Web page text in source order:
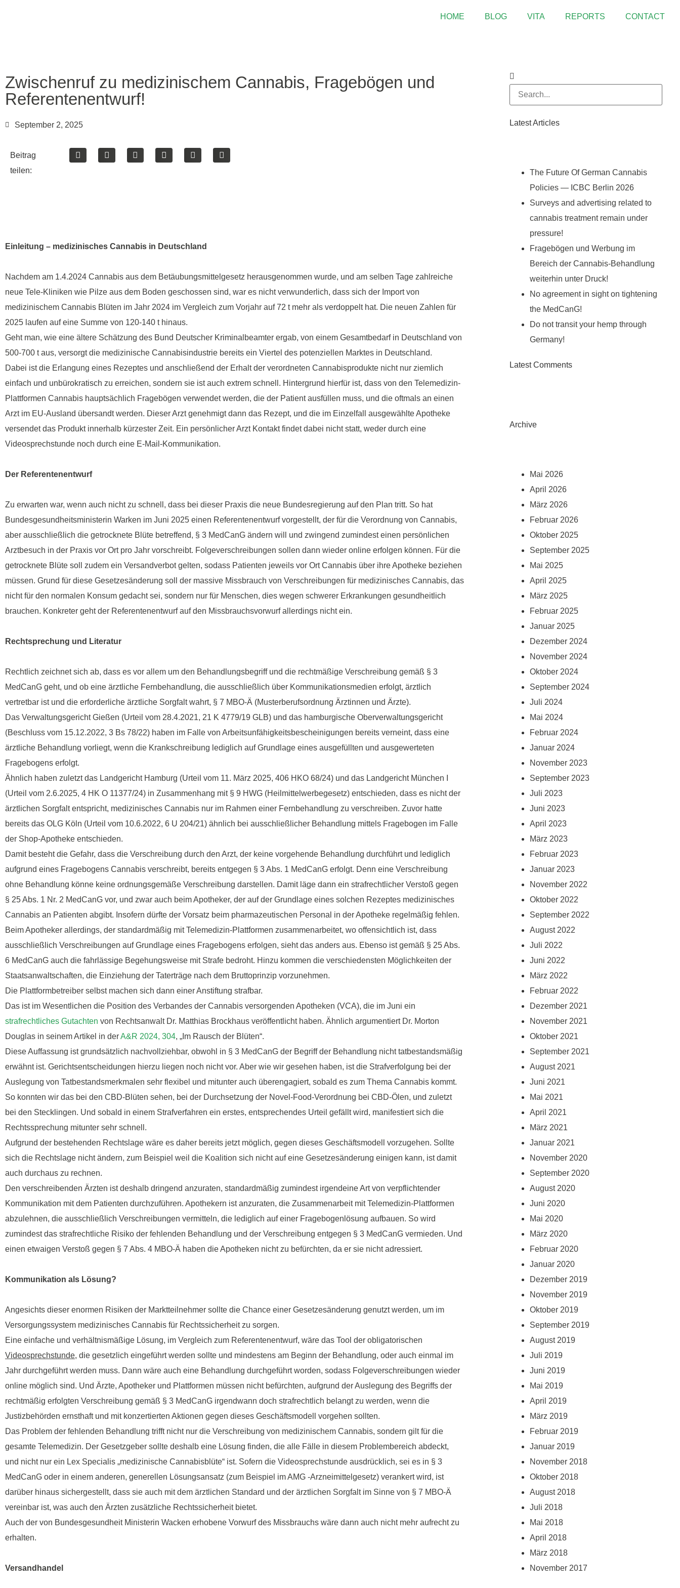
HOME BLOG VITA REPORTS CONTACT
Zwischenruf zu medizinischem Cannabis, Fragebögen und
Referentenentwurf!
September 2, 2025
Beitrag
teilen:
Einleitung – medizinisches Cannabis in Deutschland
Nachdem am 1.4.2024 Cannabis aus dem Betäubungsmittelgesetz herausgenommen wurde, und am selben Tage zahlreiche
neue Tele-Kliniken wie Pilze aus dem Boden geschossen sind, war es nicht verwunderlich, dass sich der Import von
medizinischem Cannabis Blüten im Jahr 2024 im Vergleich zum Vorjahr auf 72 t mehr als verdoppelt hat. Die neuen Zahlen für
2025 laufen auf eine Summe von 120-140 t hinaus.
Geht man, wie eine ältere Schätzung des Bund Deutscher Kriminalbeamter ergab, von einem Gesamtbedarf in Deutschland von
500-700 t aus, versorgt die medizinische Cannabisindustrie bereits ein Viertel des potenziellen Marktes in Deutschland.
Dabei ist die Erlangung eines Rezeptes und anschließend der Erhalt der verordneten Cannabisprodukte nicht nur ziemlich
einfach und unbürokratisch zu erreichen, sondern sie ist auch extrem schnell. Hintergrund hierfür ist, dass von den Telemedizin-
Plattformen Cannabis hauptsächlich Fragebögen verwendet werden, die der Patient ausfüllen muss, und die oftmals an einen
Arzt im EU-Ausland übersandt werden. Dieser Arzt genehmigt dann das Rezept, und die im Einzelfall ausgewählte Apotheke
versendet das Produkt innerhalb kürzester Zeit. Ein persönlicher Arzt Kontakt findet dabei nicht statt, weder durch eine
Videosprechstunde noch durch eine E-Mail-Kommunikation.
Der Referentenentwurf
Zu erwarten war, wenn auch nicht zu schnell, dass bei dieser Praxis die neue Bundesregierung auf den Plan tritt. So hat
Bundesgesundheitsministerin Warken im Juni 2025 einen Referentenentwurf vorgestellt, der für die Verordnung von Cannabis,
aber ausschließlich die getrocknete Blüte betreffend, § 3 MedCanG ändern will und zwingend zumindest einen persönlichen
Arztbesuch in der Praxis vor Ort pro Jahr vorschreibt. Folgeverschreibungen sollen dann wieder online erfolgen können. Für die
getrocknete Blüte soll zudem ein Versandverbot gelten, sodass Patienten jeweils vor Ort Cannabis über ihre Apotheke beziehen
müssen. Grund für diese Gesetzesänderung soll der massive Missbrauch von Verschreibungen für medizinisches Cannabis, das
nicht für den normalen Konsum gedacht sei, sondern nur für Menschen, dies wegen schwerer Erkrankungen gesundheitlich
brauchen. Konkreter geht der Referentenentwurf auf den Missbrauchsvorwurf allerdings nicht ein.
Rechtsprechung und Literatur
Rechtlich zeichnet sich ab, dass es vor allem um den Behandlungsbegriff und die rechtmäßige Verschreibung gemäß § 3
MedCanG geht, und ob eine ärztliche Fernbehandlung, die ausschließlich über Kommunikationsmedien erfolgt, ärztlich
vertretbar ist und die erforderliche ärztliche Sorgfalt wahrt, § 7 MBO-Ä (Musterberufsordnung Ärztinnen und Ärzte).
Das Verwaltungsgericht Gießen (Urteil vom 28.4.2021, 21 K 4779/19 GLB) und das hamburgische Oberverwaltungsgericht
(Beschluss vom 15.12.2022, 3 Bs 78/22) haben im Falle von Arbeitsunfähigkeitsbescheinigungen bereits verneint, dass eine
ärztliche Behandlung vorliegt, wenn die Krankschreibung lediglich auf Grundlage eines ausgefüllten und ausgewerteten
Fragebogens erfolgt.
Ähnlich haben zuletzt das Landgericht Hamburg (Urteil vom 11. März 2025, 406 HKO 68/24) und das Landgericht München I
(Urteil vom 2.6.2025, 4 HK O 11377/24) in Zusammenhang mit § 9 HWG (Heilmittelwerbegesetz) entschieden, dass es nicht der
ärztlichen Sorgfalt entspricht, medizinisches Cannabis nur im Rahmen einer Fernbehandlung zu verschreiben. Zuvor hatte
bereits das OLG Köln (Urteil vom 10.6.2022, 6 U 204/21) ähnlich bei ausschließlicher Behandlung mittels Fragebogen im Falle
der Shop-Apotheke entschieden.
Damit besteht die Gefahr, dass die Verschreibung durch den Arzt, der keine vorgehende Behandlung durchführt und lediglich
aufgrund eines Fragebogens Cannabis verschreibt, bereits entgegen § 3 Abs. 1 MedCanG erfolgt. Denn eine Verschreibung
ohne Behandlung könne keine ordnungsgemäße Verschreibung darstellen. Damit läge dann ein strafrechtlicher Verstoß gegen
§ 25 Abs. 1 Nr. 2 MedCanG vor, und zwar auch beim Apotheker, der auf der Grundlage eines solchen Rezeptes medizinisches
Cannabis an Patienten abgibt. Insofern dürfte der Vorsatz beim pharmazeutischen Personal in der Apotheke regelmäßig fehlen.
Beim Apotheker allerdings, der standardmäßig mit Telemedizin-Plattformen zusammenarbeitet, wo offensichtlich ist, dass
ausschließlich Verschreibungen auf Grundlage eines Fragebogens erfolgen, sieht das anders aus. Ebenso ist gemäß § 25 Abs.
6 MedCanG auch die fahrlässige Begehungsweise mit Strafe bedroht. Hinzu kommen die verschiedensten Möglichkeiten der
Staatsanwaltschaften, die Einziehung der Taterträge nach dem Bruttoprinzip vorzunehmen.
Die Plattformbetreiber selbst machen sich dann einer Anstiftung strafbar.
Das ist im Wesentlichen die Position des Verbandes der Cannabis versorgenden Apotheken (VCA), die im Juni ein
strafrechtliches Gutachten von Rechtsanwalt Dr. Matthias Brockhaus veröffentlicht haben. Ähnlich argumentiert Dr. Morton
Douglas in seinem Artikel in derA&R 2024, 304, „Im Rausch der Blüten“.
Diese Auffassung ist grundsätzlich nachvollziehbar, obwohl in § 3 MedCanG der Begriff der Behandlung nicht tatbestandsmäßig
erwähnt ist. Gerichtsentscheidungen hierzu liegen noch nicht vor. Aber wie wir gesehen haben, ist die Strafverfolgung bei der
Auslegung von Tatbestandsmerkmalen sehr flexibel und mitunter auch überengagiert, sobald es zum Thema Cannabis kommt.
So konnten wir das bei den CBD-Blüten sehen, bei der Durchsetzung der Novel-Food-Verordnung bei CBD-Ölen, und zuletzt
bei den Stecklingen. Und sobald in einem Strafverfahren ein erstes, entsprechendes Urteil gefällt wird, manifestiert sich die
Rechtssprechung mitunter sehr schnell.
Aufgrund der bestehenden Rechtslage wäre es daher bereits jetzt möglich, gegen dieses Geschäftsmodell vorzugehen. Sollte
sich die Rechtslage nicht ändern, zum Beispiel weil die Koalition sich nicht auf eine Gesetzesänderung einigen kann, ist damit
auch durchaus zu rechnen.
Den verschreibenden Ärzten ist deshalb dringend anzuraten, standardmäßig zumindest irgendeine Art von verpflichtender
Kommunikation mit dem Patienten durchzuführen. Apothekern ist anzuraten, die Zusammenarbeit mit Telemedizin-Plattformen
abzulehnen, die ausschließlich Verschreibungen vermitteln, die lediglich auf einer Fragebogenlösung aufbauen. So wird
zumindest das strafrechtliche Risiko der fehlenden Behandlung und der Verschreibung entgegen § 3 MedCanG vermieden. Und
einen etwaigen Verstoß gegen § 7 Abs. 4 MBO-Ä haben die Apotheken nicht zu befürchten, da er sie nicht adressiert.
Kommunikation als Lösung?
Angesichts dieser enormen Risiken der Marktteilnehmer sollte die Chance einer Gesetzesänderung genutzt werden, um im
Versorgungssystem medizinisches Cannabis für Rechtssicherheit zu sorgen.
Eine einfache und verhältnismäßige Lösung, im Vergleich zum Referentenentwurf, wäre das Tool der obligatorischen
Videosprechstunde, die gesetzlich eingeführt werden sollte und mindestens am Beginn der Behandlung, oder auch einmal im
Jahr durchgeführt werden muss. Dann wäre auch eine Behandlung durchgeführt worden, sodass Folgeverschreibungen wieder
online möglich sind. Und Ärzte, Apotheker und Plattformen müssen nicht befürchten, aufgrund der Auslegung des Begriffs der
rechtmäßig erfolgten Verschreibung gemäß § 3 MedCanG irgendwann doch strafrechtlich belangt zu werden, wenn die
Justizbehörden ernsthaft und mit konzertierten Aktionen gegen dieses Geschäftsmodell vorgehen sollten.
Das Problem der fehlenden Behandlung trifft nicht nur die Verschreibung von medizinischem Cannabis, sondern gilt für die
gesamte Telemedizin. Der Gesetzgeber sollte deshalb eine Lösung finden, die alle Fälle in diesem Problembereich abdeckt,
und nicht nur ein Lex Specialis „medizinische Cannabisblüte“ ist. Sofern die Videosprechstunde ausdrücklich, sei es in § 3
MedCanG oder in einem anderen, generellen Lösungsansatz (zum Beispiel im AMG -Arzneimittelgesetz) verankert wird, ist
darüber hinaus sichergestellt, dass sie auch mit dem ärztlichen Standard und der ärztlichen Sorgfalt im Sinne von § 7 MBO-Ä
vereinbar ist, was auch den Ärzten zusätzliche Rechtssicherheit bietet.
Auch der von Bundesgesundheit Ministerin Wacken erhobene Vorwurf des Missbrauchs wäre dann auch nicht mehr aufrecht zu
erhalten.
Versandhandel
Latest Articles
The Future Of German Cannabis
Policies — ICBC Berlin 2026
Surveys and advertising related to
cannabis treatment remain under
pressure!
Fragebögen und Werbung im
Bereich der Cannabis-Behandlung
weiterhin unter Druck!
No agreement in sight on tightening
the MedCanG!
Do not transit your hemp through
Germany!
Latest Comments
Archive
Mai 2026
April 2026
März 2026
Februar 2026
Oktober 2025
September 2025
Mai 2025
April 2025
März 2025
Februar 2025
Januar 2025
Dezember 2024
November 2024
Oktober 2024
September 2024
Juli 2024
Mai 2024
Februar 2024
Januar 2024
November 2023
September 2023
Juli 2023
Juni 2023
April 2023
März 2023
Februar 2023
Januar 2023
November 2022
Oktober 2022
September 2022
August 2022
Juli 2022
Juni 2022
März 2022
Februar 2022
Dezember 2021
November 2021
Oktober 2021
September 2021
August 2021
Juni 2021
Mai 2021
April 2021
März 2021
Januar 2021
November 2020
September 2020
August 2020
Juni 2020
Mai 2020
März 2020
Februar 2020
Januar 2020
Dezember 2019
November 2019
Oktober 2019
September 2019
August 2019
Juli 2019
Juni 2019
Mai 2019
April 2019
März 2019
Februar 2019
Januar 2019
November 2018
Oktober 2018
August 2018
Juli 2018
Mai 2018
April 2018
März 2018
November 2017